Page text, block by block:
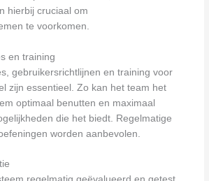
hierbij cruciaal om
te voorkomen.
en training
gebruikersrichtlijnen en training voor
zijn essentieel. Zo kan het team het
optimaal benutten en maximaal
die het biedt. Regelmatige
worden aanbevolen.